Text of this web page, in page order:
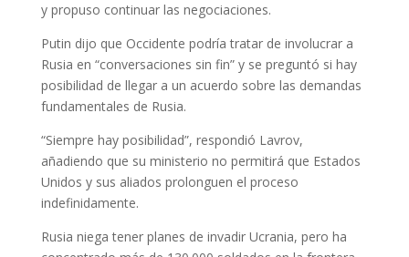
y propuso continuar las negociaciones.
Putin dijo que Occidente podría tratar de involucrar a
Rusia en “conversaciones sin fin” y se preguntó si hay
posibilidad de llegar a un acuerdo sobre las demandas
fundamentales de Rusia.
“Siempre hay posibilidad”, respondió Lavrov,
añadiendo que su ministerio no permitirá que Estados
Unidos y sus aliados prolonguen el proceso
indefinidamente.
Rusia niega tener planes de invadir Ucrania, pero ha